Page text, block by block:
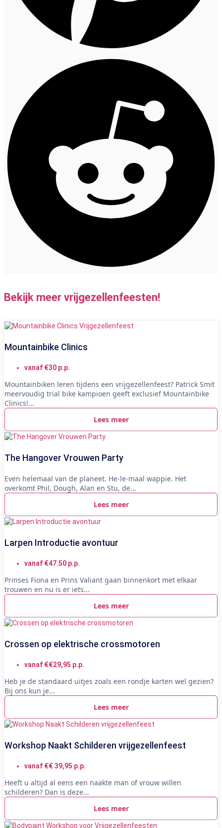
Bekijk meer vrijgezellenfeesten!
Mountainbike Clinics
vanaf €30 p.p.
Mountainbiken leren tijdens een vrijgezellenfeest? Patrick Smit
meervoudig trial bike kampioen geeft exclusief Mountainbike
Clinics!...
Lees meer
The Hangover Vrouwen Party
Even helemaal van de planeet. He-le-maal wappie. Het
overkomt Phil, Dough, Alan en Stu, de...
Lees meer
Larpen Introductie avontuur
vanaf €47.50 p.p.
Prinses Fiona en Prins Valiant gaan binnenkort met elkaar
trouwen en nu is er iets...
Lees meer
Crossen op elektrische crossmotoren
vanaf €€29,95 p.p.
Heb je de standaard uitjes zoals een rondje karten wel gezien?
Bij ons kun je...
Lees meer
Workshop Naakt Schilderen vrijgezellenfeest
vanaf €€ 39,95 p.p.
Heeft u altijd al eens een naakte man of vrouw willen
schilderen? Dan is deze...
Lees meer